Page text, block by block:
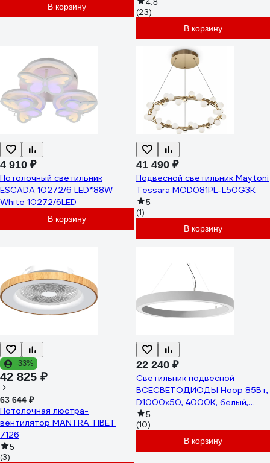
В корзину
(23)
В корзину
4 910 ₽
Потолочный светильник
ESCADA 10272/6 LED*88W
White 10272/6LED
В корзину
41 490 ₽
Подвесной светильник Maytoni
Tessara MOD081PL-L50G3K
5
(1)
В корзину
-33%
42 825 ₽
63 644 ₽
Потолочная люстра-
вентилятор MANTRA TIBET
7126
5
(3)
22 240 ₽
Светильник подвесной
ВСЕСВЕТОДИОДЫ Hoop 85Вт,
D1000x50, 4000К, белый,
подвесной, IP40 vs-ds-Hoop-
D1000x50-85w-4k-w-p
5
(10)
В корзину